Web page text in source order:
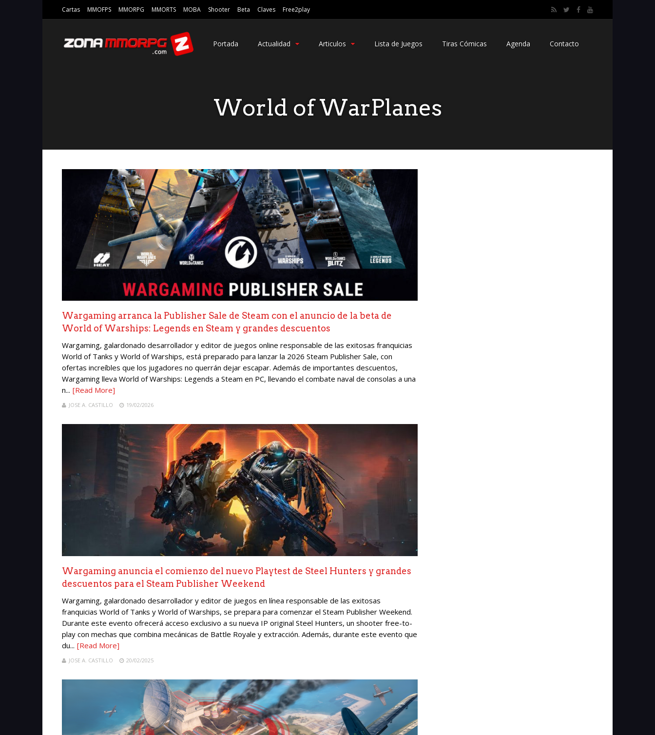
Cartas MMOFPS MMORPG MMORTS MOBA Shooter Beta Claves Free2play
Portada Actualidad Articulos Lista de Juegos Tiras Cómicas Agenda Contacto
World of WarPlanes
Wargaming arranca la Publisher Sale de Steam con el anuncio de la beta de
World of Warships: Legends en Steam y grandes descuentos
Wargaming, galardonado desarrollador y editor de juegos online responsable de las exitosas franquicias
World of Tanks y World of Warships, está preparado para lanzar la 2026 Steam Publisher Sale, con
ofertas increíbles que los jugadores no querrán dejar escapar. Además de importantes descuentos,
Wargaming lleva World of Warships: Legends a Steam en PC, llevando el combate naval de consolas a una
n... [Read More]
JOSE A. CASTILLO 19/02/2026
Wargaming anuncia el comienzo del nuevo Playtest de Steel Hunters y grandes
descuentos para el Steam Publisher Weekend
Wargaming, galardonado desarrollador y editor de juegos en línea responsable de las exitosas
franquicias World of Tanks y World of Warships, se prepara para comenzar el Steam Publisher Weekend.
Durante este evento ofrecerá acceso exclusivo a su nueva IP original Steel Hunters, un shooter free-to-
play con mechas que combina mecánicas de Battle Royale y extracción. Además, durante este evento que
du... [Read More]
JOSE A. CASTILLO 20/02/2025